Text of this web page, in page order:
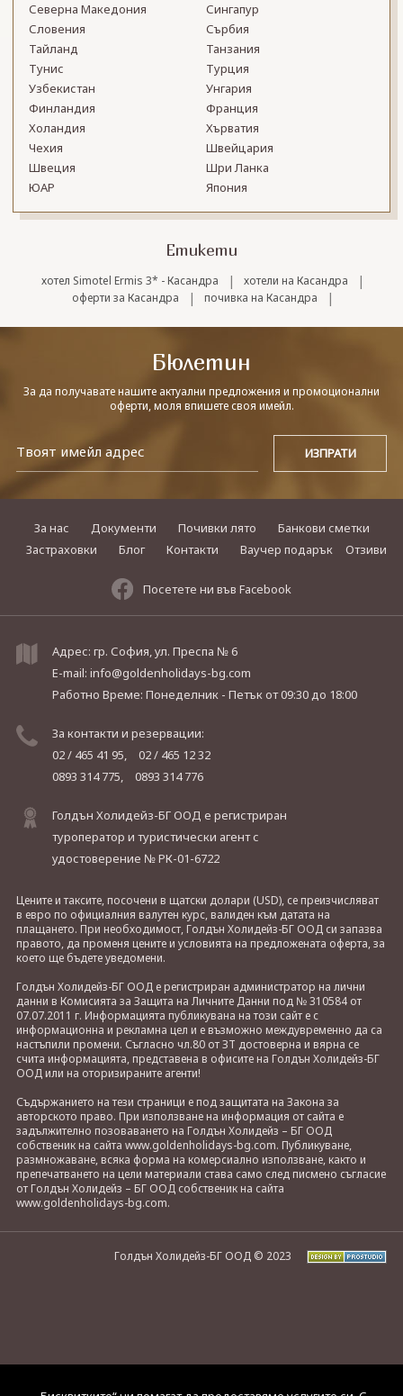
Северна Македония
Сингапур
Словения
Сърбия
Тайланд
Танзания
Тунис
Турция
Узбекистан
Унгария
Финландия
Франция
Холандия
Хърватия
Чехия
Швейцария
Швеция
Шри Ланка
ЮАР
Япония
Етикети
хотел Simotel Ermis 3* - Касандра | хотели на Касандра |
оферти за Касандра | почивка на Касандра |
Бюлетин
За да получавате нашите актуални предложения и промоционални
оферти, моля впишете своя имейл.
За нас Документи Почивки лято
Банкови сметки
Застраховки
Блог Контакти Ваучер подарък Отзиви
Посетете ни във Facebook
Адрес: гр. София, ул. Преспа № 6
E-mail: info@goldenholidays-bg.com
Работно Време: Понеделник - Петъкот 09:30 до 18:00
За контакти и резервации:
02 / 465 41 95,
02 / 465 12 32
0893 314 775,
0893 314 776
Голдън Холидейз-БГ ООД е регистриран
туроператор и туристически агент с
удостоверение № РК-01-6722
Цените и таксите, посочени в щатски долари (USD), се преизчисляват
в евро по официалния валутен курс, валиден към датата на
плащането. При необходимост, Голдън Холидейз-БГ ООД си запазва
правото, да променя цените и условията на предложената оферта, за
което ще бъдете уведомени.
Голдън Холидейз-БГ ООД е регистриран администратор на лични
данни в Комисията за Защита на Личните Данни под № 310584 от
07.07.2011 г. Информацията публикувана на този сайт е с
информационна и рекламна цел и е възможно междувременно да са
настъпили промени. Съгласно чл.80 от ЗТ достоверна и вярна се
счита информацията, представена в офисите на Голдън Холидейз-БГ
ООД или на оторизираните агенти!
Съдържанието на тези страници е под защитата на Закона за
авторското право. При използване на информация от сайта е
задължително позоваването на Голдън Холидейз – БГ ООД
собственик на сайта www.goldenholidays-bg.com. Публикуване,
размножаване, всяка форма на комерсиално използване, както и
препечатването на цели материали става само след писмено съгласие
от Голдън Холидейз – БГ ООД собственик на сайта
www.goldenholidays-bg.com.
Голдън Холидейз-БГ ООД © 2023